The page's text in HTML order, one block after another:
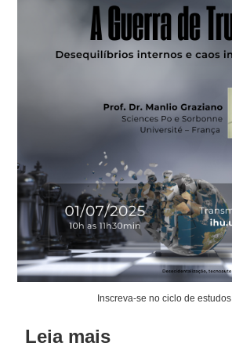
Inscreva-se no ciclo de estudos
Leia mais